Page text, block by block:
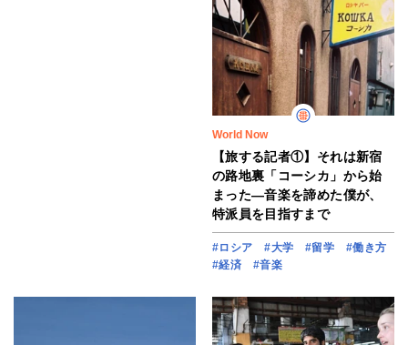
World Now
【旅する記者①】それは新宿
の路地裏「コーシカ」から始
まった―音楽を諦めた僕が、
特派員を目指すまで
#ロシア #大学 #留学
#働き方
#経済
#音楽